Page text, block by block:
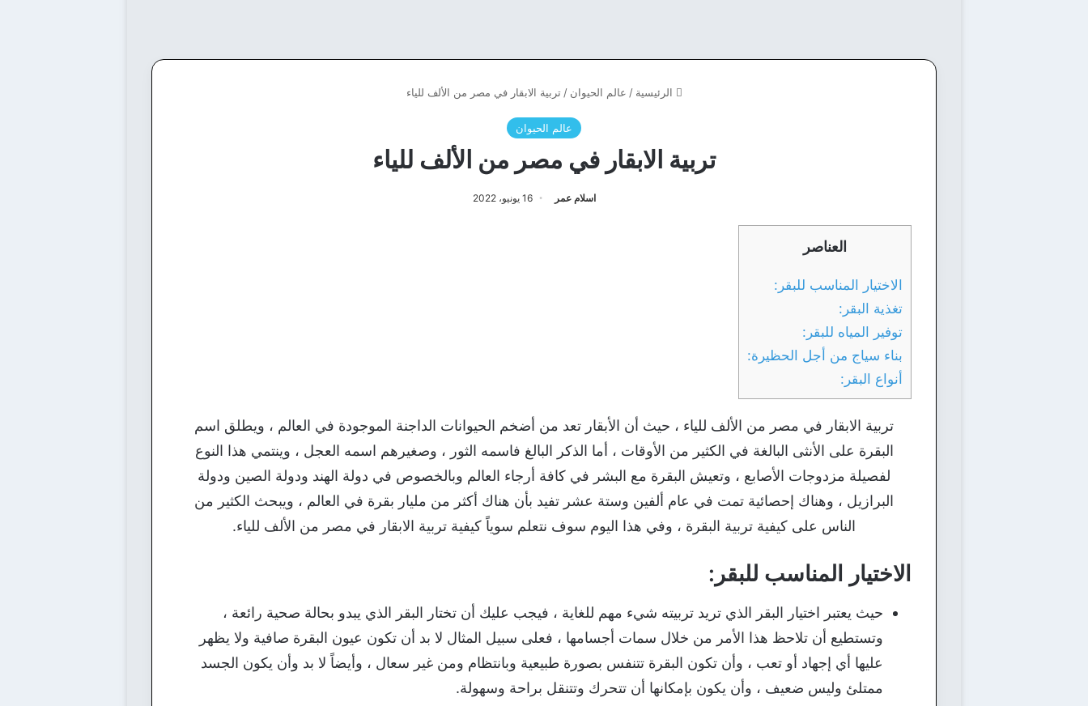
الرئيسية / عالم الحيوان / تربية الابقار في مصر من الألف للياء
عالم الحيوان
تربية الابقار في مصر من الألف للياء
اسلام عمر 16 يونيو، 2022
العناصر
الاختيار المناسب للبقر:
تغذية البقر:
توفير المياه للبقر:
بناء سياج من أجل الحظيرة:
أنواع البقر:
تربية الابقار في مصر من الألف للياء ، حيث أن الأبقار تعد من أضخم الحيوانات الداجنة الموجودة في العالم ، ويطلق اسم
البقرة على الأنثى البالغة في الكثير من الأوقات ، أما الذكر البالغ فاسمه الثور ، وصغيرهم اسمه العجل ، وينتمي هذا النوع
لفصيلة مزدوجات الأصابع ، وتعيش البقرة مع البشر في كافة أرجاء العالم وبالخصوص في دولة الهند ودولة الصين ودولة
البرازيل ، وهناك إحصائية تمت في عام ألفين وستة عشر تفيد بأن هناك أكثر من مليار بقرة في العالم ، ويبحث الكثير من
الناس على كيفية تربية البقرة ، وفي هذا اليوم سوف نتعلم سوياً كيفية تربية الابقار في مصر من الألف للياء.
الاختيار المناسب للبقر:
حيث يعتبر اختيار البقر الذي تريد تربيته شيء مهم للغاية ، فيجب عليك أن تختار البقر الذي يبدو بحالة صحية رائعة ،
وتستطيع أن تلاحظ هذا الأمر من خلال سمات أجسامها ، فعلى سبيل المثال لا بد أن تكون عيون البقرة صافية ولا يظهر
عليها أي إجهاد أو تعب ، وأن تكون البقرة تتنفس بصورة طبيعية وبانتظام ومن غير سعال ، وأيضاً لا بد وأن يكون الجسد
ممتلئ وليس ضعيف ، وأن يكون بإمكانها أن تتحرك وتتنقل براحة وسهولة.